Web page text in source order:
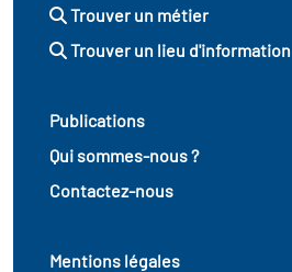
Trouver un métier
Trouver un lieu d'information
Publications
Qui sommes-nous ?
Contactez-nous
Mentions légales